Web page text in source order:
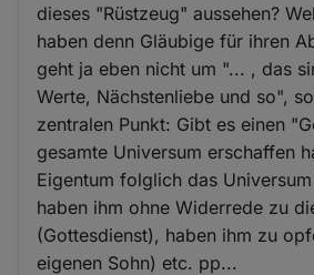
dieses "Rüstzeug" aussehen?
haben denn Gläubige für ihren
geht ja eben nicht um "... , das
Werte, Nächstenliebe und so",
zentralen Punkt: Gibt es einen
gesamte Universum erschaffen
Eigentum folglich das
haben ihm ohne Widerrede zu
(Gottesdienst), haben ihm zu
eigenen Sohn) etc. pp...